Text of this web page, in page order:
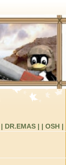
| DR.EMAS | | OSH |